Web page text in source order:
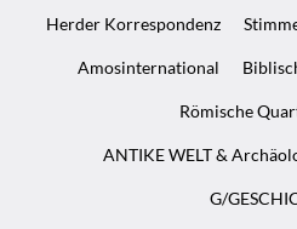
Herder Korrespondenz
Amosinternational
Römische
ANTIKE WELT &
G/